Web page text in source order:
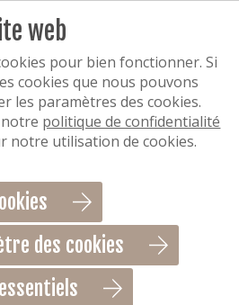
web
pour bien fonctionner. Si
cookies que nous pouvons
les paramètres des cookies.
politique de confidentialité
notre utilisation de cookies.
des cookies